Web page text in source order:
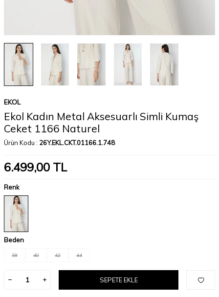
EKOL
Ekol Kadın Metal Aksesuarlı Simli Kumaş
Ceket 1166 Naturel
Ürün Kodu : 26Y.EKL.CKT.01166.1.748
6.499,00 TL
Renk
Beden
38 40 42 44
SEPETE EKLE